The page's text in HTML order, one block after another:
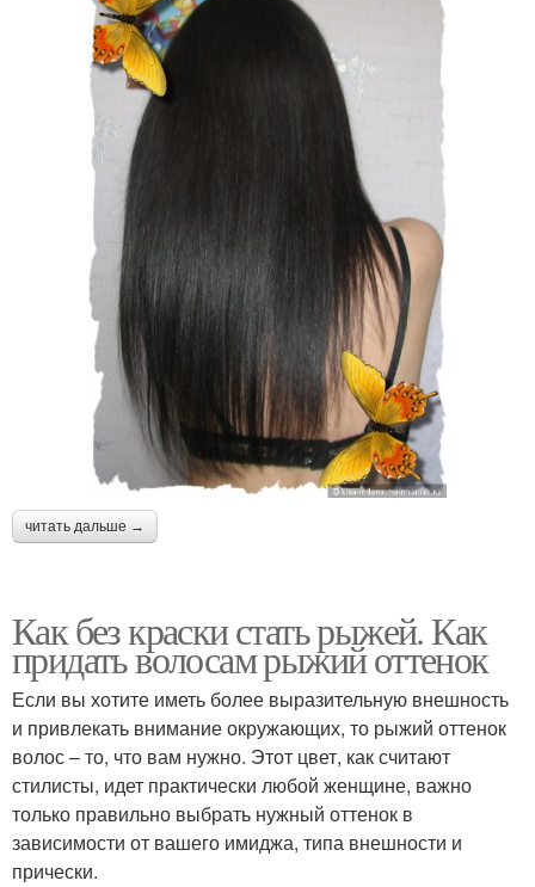
читать дальше →
Как без краски стать рыжей. Как
придать волосам рыжий оттенок
Если вы хотите иметь более выразительную внешность
и привлекать внимание окружающих, то рыжий оттенок
волос – то, что вам нужно. Этот цвет, как считают
стилисты, идет практически любой женщине, важно
только правильно выбрать нужный оттенок в
зависимости от вашего имиджа, типа внешности и
прически.